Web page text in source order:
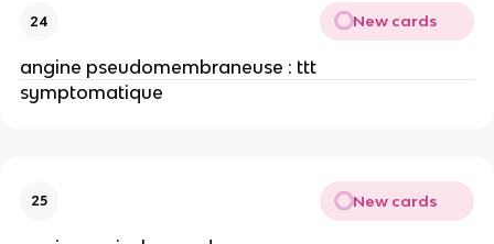
24 New cards
angine pseudomembraneuse : ttt
symptomatique
25 New cards